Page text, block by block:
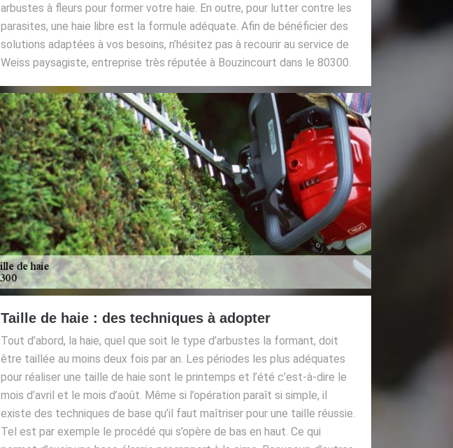
arbustes à fleurs pour former votre haie. En outre, pour lutter contre les
parasites, une haie libre est la formule adéquate. Afin de bénéficier des
solutions adaptées à vos besoins, n’hésitez pas à recourir au service de
Weiss paysagiste, entreprise très réputée à Bouzincourt dans le 80300.
Taille de haie : des techniques à adopter
Tout d’abord, la haie, quel que soit le type d’arbustes la formant, doit
être taillée au moins deux fois par an. Les périodes les plus adéquates
pour réaliser une taille de haie sont le printemps et l’été c’est-à-dire le
mois d’avril et le mois d’août. Même si l’opération paraît si simple, il
existe des techniques de base qu’il faut maîtriser pour une taille réussie.
Tel est par exemple le procédé qui s’opère de bas en haut. Ce qui